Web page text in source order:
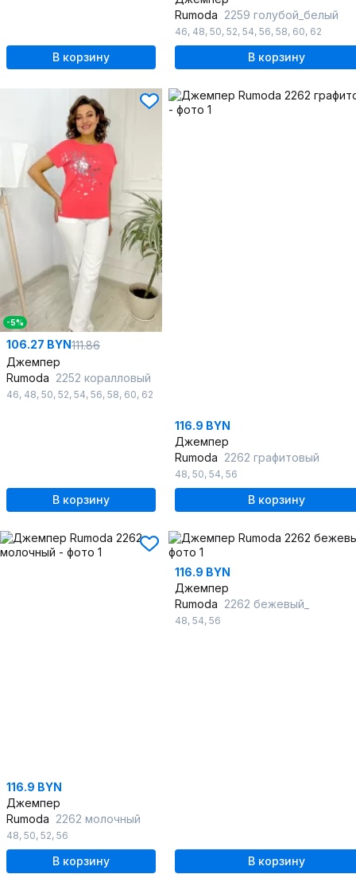
В корзину
Rumoda 2259 голубой_белый
46, 48, 50, 52, 54, 56, 58, 60, 62
В корзину
-5%
106.27 BYN111.86
Джемпер
Rumoda 2252 коралловый
46, 48, 50, 52, 54, 56, 58, 60, 62
В корзину
116.9 BYN
Джемпер
Rumoda 2262 графитовый
48, 50, 54, 56
В корзину
116.9 BYN
Джемпер
Rumoda 2262 молочный
48, 50, 52, 56
В корзину
116.9 BYN
Джемпер
Rumoda 2262 бежевый_
48, 54, 56
В корзину